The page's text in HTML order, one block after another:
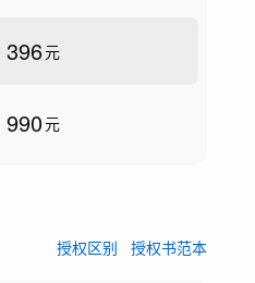
396元
990元
授权区别 授权书范本